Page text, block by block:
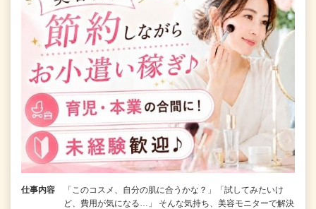
仕事内容
「このコスメ、自分の肌に合うかな？」「試してみたいけ
ど、費用が気になる…」 そんな気持ち、美容モニターで解決